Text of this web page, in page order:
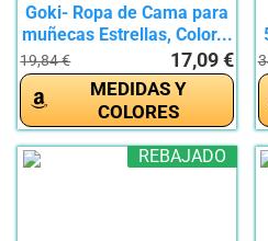
Goki- Ropa de Cama para
muñecas Estrellas, Color...
19,84 € 17,09 €
MEDIDAS Y
COLORES
REBAJADO